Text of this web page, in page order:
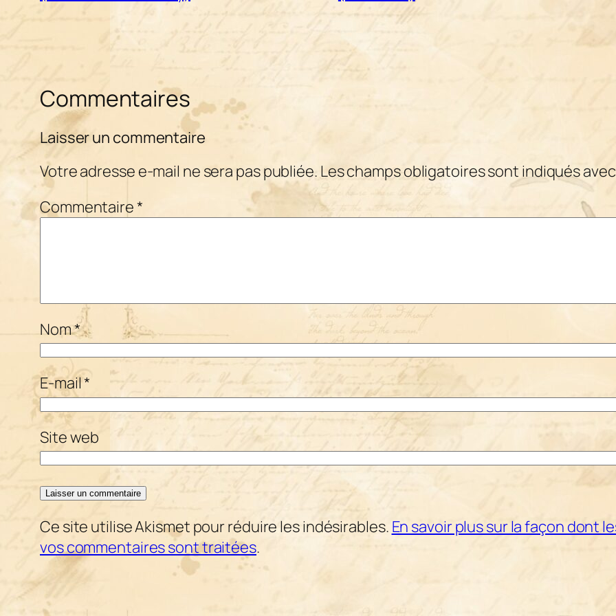
Commentaires
Laisser un commentaire
Votre adresse e-mail ne sera pas publiée. Les champs obligatoires sont indiqués
Commentaire*
Nom*
E-mail*
Site web
Ce site utilise Akismet pour réduire les indésirables. En savoir plus sur la façon dont
vos commentaires sont traitées.